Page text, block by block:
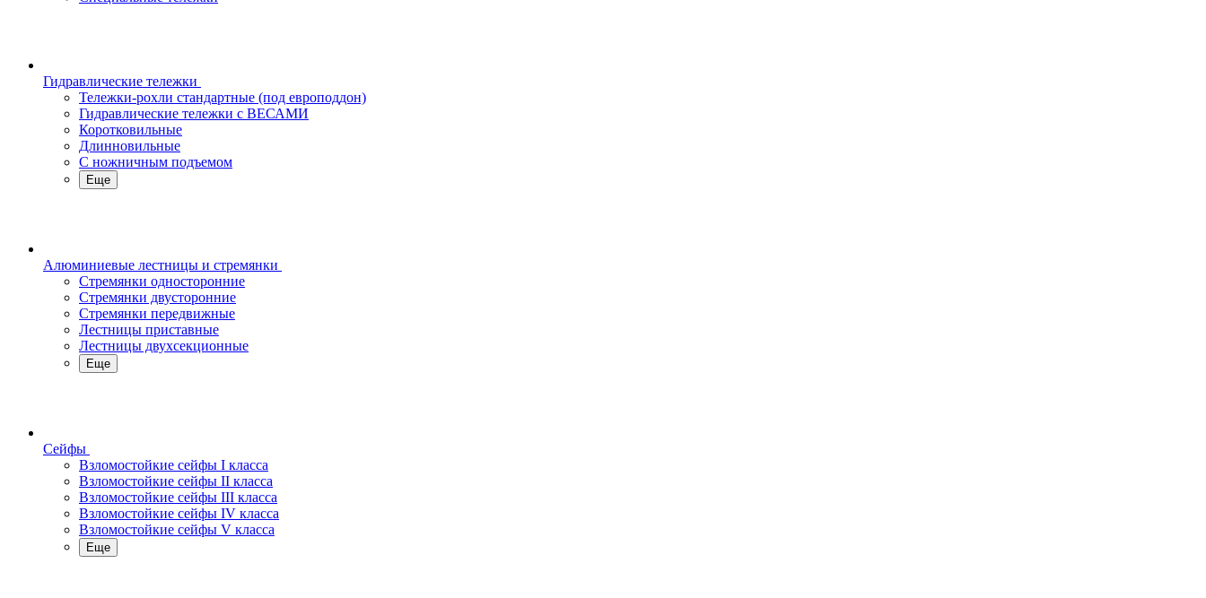
Гидравлические тележки
Тележки-рохли стандартные (под европоддон)
Гидравлические тележки с ВЕСАМИ
Коротковильные
Длинновильные
С ножничным подъемом
Еще
Алюминиевые лестницы и стремянки
Стремянки односторонние
Стремянки двусторонние
Стремянки передвижные
Лестницы приставные
Лестницы двухсекционные
Еще
Сейфы
Взломостойкие сейфы I класса
Взломостойкие сейфы II класса
Взломостойкие сейфы III класса
Взломостойкие сейфы IV класса
Взломостойкие сейфы V класса
Еще